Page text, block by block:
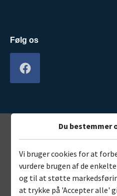
Følg os
Du bestemmer
Vi bruger cookies for at
vurdere brugen af de
og til at støtte
at trykke på 'Accepter alle'